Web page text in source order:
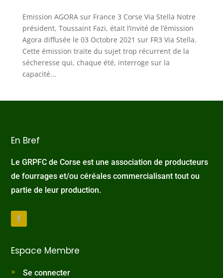
Emission AGORA sur France 3 Corse Via Stella Notre
président, Toussaint Fazi, était l’invité de l’émission
Agora diffusée le 03 Octobre 2021 sur FR3 Via Stella.
Cette émission traite du sujet trop récurrent de la
sécheresse qui, chaque été, interroge sur la
capacité...
En Bref
Le GRPFC de Corse est une association de producteurs
de fourrages et/ou céréales commercialisant tout ou
partie de leur production.
Espace Membre
Se connecter